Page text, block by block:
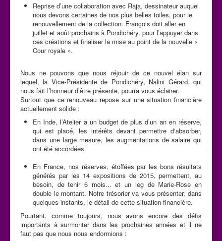
Reprise d’une collaboration avec Raja, dessinateur auquel
nous devons certaines de nos plus belles toiles, pour le
renouvellement de la collection. François doit aller en
juillet et août prochains à Pondichéry, pour l’appuyer dans
ces créations et finaliser la mise au point de la nouvelle «
Cour royale ».
Nous ne pouvons que nous réjouir de ce nouvel élan sur
lequel, la Vice-Présidente de Pondichéry, Nalini Gérard, qui
nous fait l’honneur d’être présente, pourra vous éclairer.
Surtout que ce renouveau repose sur une situation financière
actuellement solide :
En Inde, l’Atelier a un budget de plus d’un an en réserve,
qui est placé, les intérêts devant permettre d‘absorber,
dans une large mesure, les augmentations de salaire qui
ont été accordées.
En France, nos réserves, étoffées par les bons résultats
générés par les 14 expositions de 2015, permettent, au
besoin, de tenir 6 mois... et un leg de Marie-Rose en
double le montant. Notre trésorier va vous présenter, dans
quelques instants, le détail de cette situation financière.
Pourtant, comme toujours, nous avons encore des défis
importants à surmonter dans les prochaines années et il ne
faut pas que nous nous endormions :